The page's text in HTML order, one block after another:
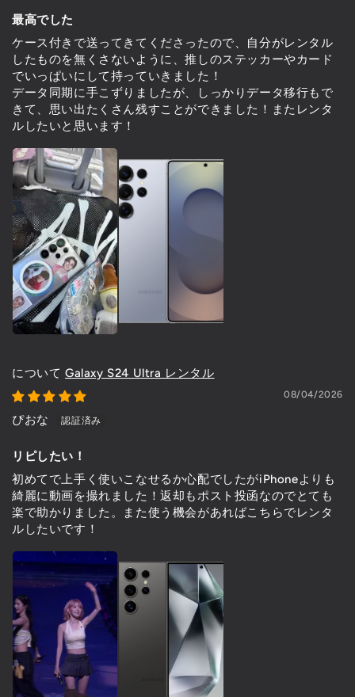
最高でした
ケース付きで送ってきてくださったので、自分がレンタル
したものを無くさないように、推しのステッカーやカード
でいっぱいにして持っていきました！
データ同期に手こずりましたが、しっかりデータ移行もで
きて、思い出たくさん残すことができました！またレンタ
ルしたいと思います！
Galaxy S24 Ultra レンタル
08/04/2026
ぴおな
リピしたい！
初めてで上手く使いこなせるか心配でしたがiPhoneよりも
綺麗に動画を撮れました！返却もポスト投函なのでとても
楽で助かりました。また使う機会があればこちらでレンタ
ルしたいです！